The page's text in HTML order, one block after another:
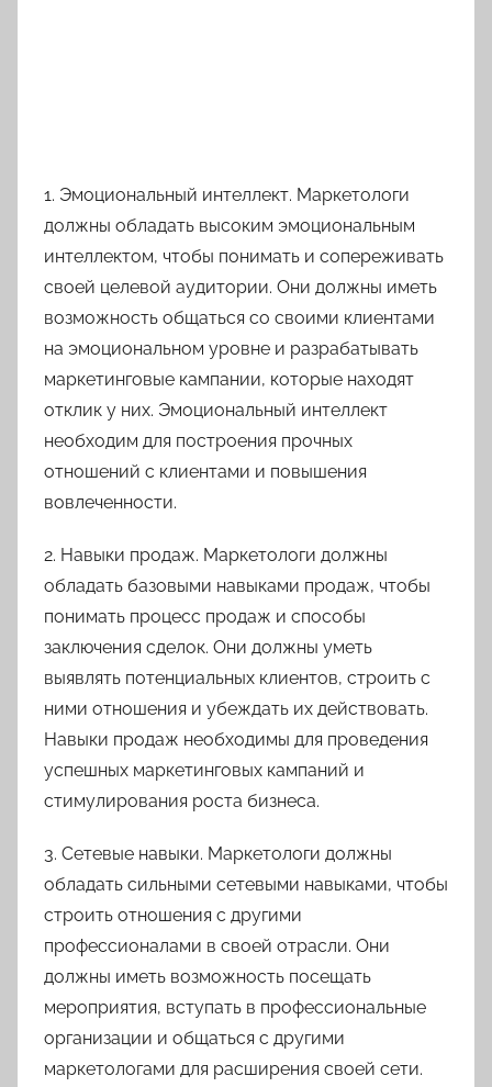
1. Эмоциональный интеллект. Маркетологи
должны обладать высоким эмоциональным
интеллектом, чтобы понимать и сопереживать
своей целевой аудитории. Они должны иметь
возможность общаться со своими клиентами
на эмоциональном уровне и разрабатывать
маркетинговые кампании, которые находят
отклик у них. Эмоциональный интеллект
необходим для построения прочных
отношений с клиентами и повышения
вовлеченности.
2. Навыки продаж. Маркетологи должны
обладать базовыми навыками продаж, чтобы
понимать процесс продаж и способы
заключения сделок. Они должны уметь
выявлять потенциальных клиентов, строить с
ними отношения и убеждать их действовать.
Навыки продаж необходимы для проведения
успешных маркетинговых кампаний и
стимулирования роста бизнеса.
3. Сетевые навыки. Маркетологи должны
обладать сильными сетевыми навыками, чтобы
строить отношения с другими
профессионалами в своей отрасли. Они
должны иметь возможность посещать
мероприятия, вступать в профессиональные
организации и общаться с другими
маркетологами для расширения своей сети.